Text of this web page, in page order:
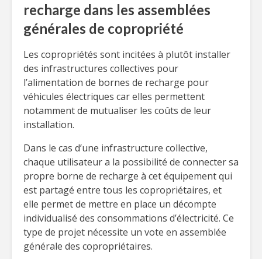
recharge dans les assemblées
générales de copropriété
Les copropriétés sont incitées à plutôt installer
des infrastructures collectives pour
l’alimentation de bornes de recharge pour
véhicules électriques car elles permettent
notamment de mutualiser les coûts de leur
installation.
Dans le cas d’une infrastructure collective,
chaque utilisateur a la possibilité de connecter sa
propre borne de recharge à cet équipement qui
est partagé entre tous les copropriétaires, et
elle permet de mettre en place un décompte
individualisé des consommations d’électricité. Ce
type de projet nécessite un vote en assemblée
générale des copropriétaires.